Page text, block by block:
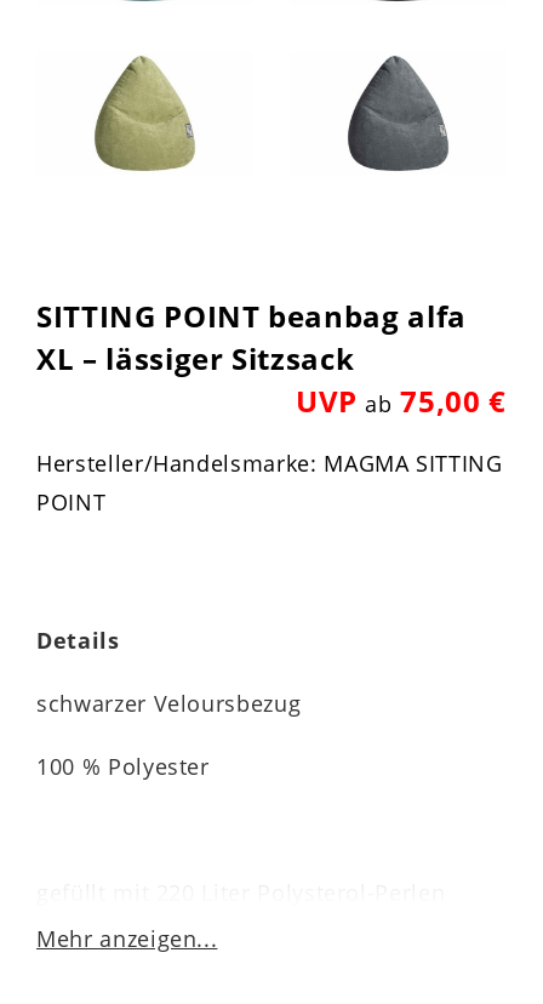
SITTING POINT beanbag alfa
XL – lässiger Sitzsack
UVPab 75,00 €
Hersteller/Handelsmarke: MAGMA SITTING
POINT
Details
schwarzer Veloursbezug
100 % Polyester
Maße ca. 70 x 110 cm (BxH)
Mehr anzeigen...